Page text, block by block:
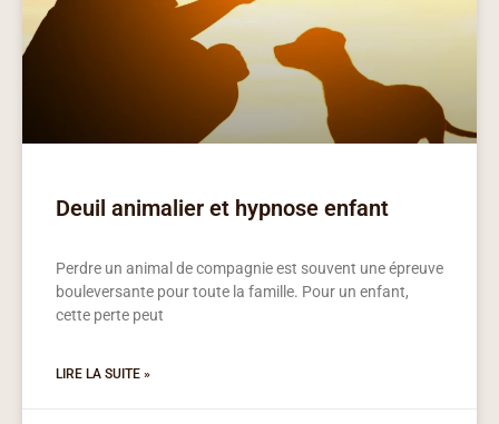
Deuil animalier et hypnose enfant
Perdre un animal de compagnie est souvent une épreuve
bouleversante pour toute la famille. Pour un enfant,
cette perte peut
LIRE LA SUITE »